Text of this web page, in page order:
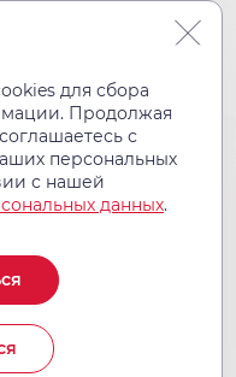
организма в
лабораторных,
программы
пола
для сбора
Продолжая
с
персональных
с нашей
данных.